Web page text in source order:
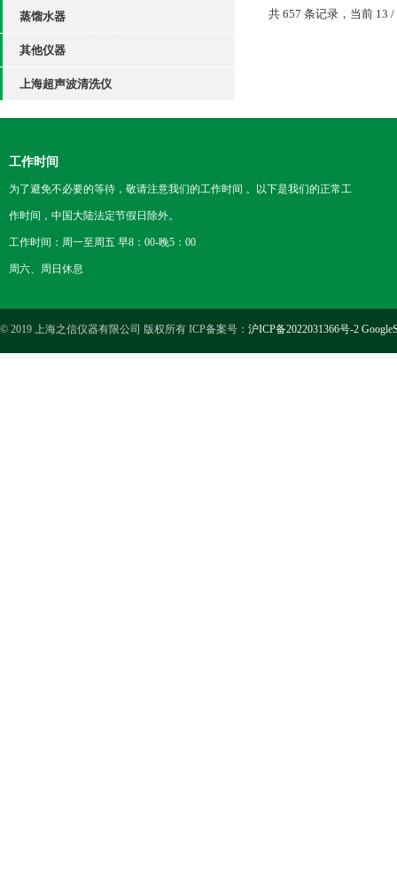
蒸馏水器
其他仪器
上海超声波清洗仪
共 657 条记录，当前 13
工作时间
为了避免不必要的等待，敬请注意我们的工作时间 。以下是我们的正常工
作时间，中国大陆法定节假日除外。
工作时间：周一至周五 早8：00-晚5：00
周六、周日休息
© 2019 上海之信仪器有限公司 版权所有 ICP备案号： 沪ICP备2022031366号-2